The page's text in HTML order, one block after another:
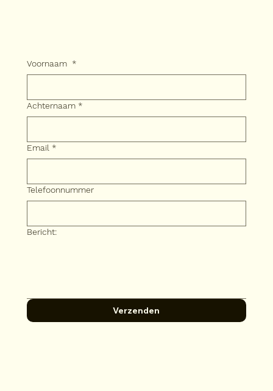
Voornaam *
Achternaam *
Email *
Telefoonnummer
Bericht:
Verzenden